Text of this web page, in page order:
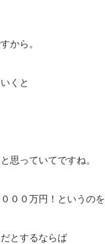
から。
くと
思っていてですね。
００万円！というのを
とするならば